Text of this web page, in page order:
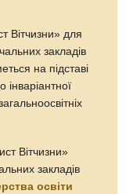
Вітчизни» для
закладів
на підставі
Вітчизни»
закладів
освіти